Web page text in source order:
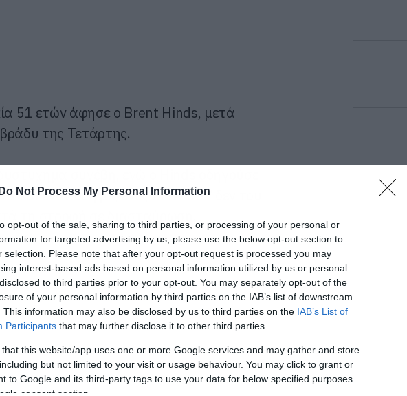
Do Not Process My Personal Information
opt-out of the sale, sharing to third parties, or processing of your personal or
for targeted advertising by us, please use the below opt-out section to
selection. Please note that after your opt-out request is processed you may
interest-based ads based on personal information utilized by us or personal
to third parties prior to your opt-out. You may separately opt-out of the
of your personal information by third parties on the IAB’s list of downstream
This information may also be disclosed by us to third parties on the IAB’s List of
Participants that may further disclose it to other third parties.
that this website/app uses one or more Google services and may gather and store
but not limited to your visit or usage behaviour. You may click to grant or
to Google and its third-party tags to use your data for below specified purposes
consent section.
51 ετών άφησε ο Brent Hinds, μετά
της Τετάρτης.
συνέβη, ενώ ο Hinds οδηγούσε
και ένας οδηγός ενός BMW SUV δεν του
τη στροφή σε διασταύρωση.